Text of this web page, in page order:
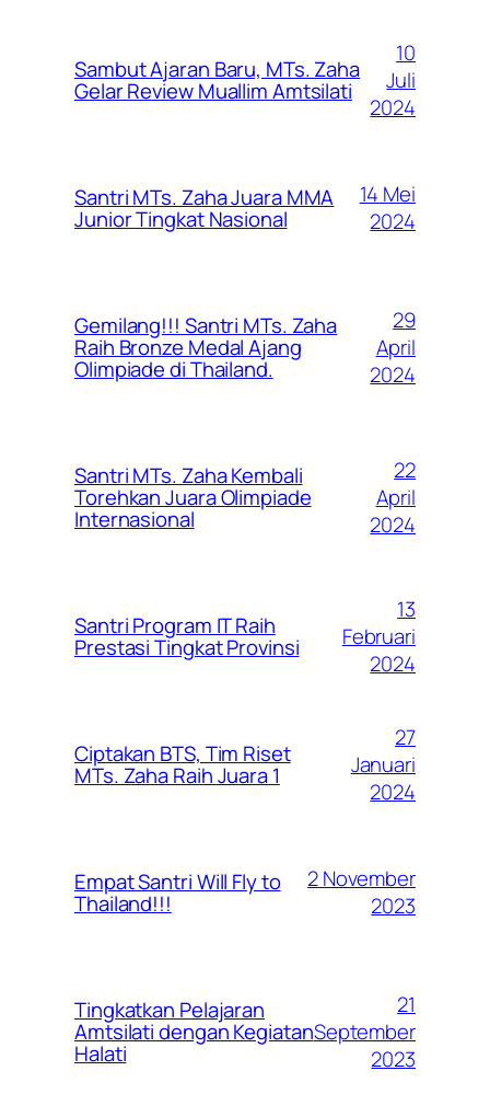
Sambut Ajaran Baru, MTs. Zaha
Gelar Review Muallim Amtsilati
10
Juli
2024
Santri MTs. Zaha Juara MMA
Junior Tingkat Nasional
14 Mei
2024
Gemilang!!! Santri MTs. Zaha
Raih Bronze Medal Ajang
Olimpiade di Thailand.
29
April
2024
Santri MTs. Zaha Kembali
Torehkan Juara Olimpiade
Internasional
22
April
2024
Santri Program IT Raih
Prestasi Tingkat Provinsi
13
Februari
2024
Ciptakan BTS, Tim Riset
MTs. Zaha Raih Juara 1
27
Januari
2024
Empat Santri Will Fly to
Thailand!!!
2 November
2023
Tingkatkan Pelajaran
Amtsilati dengan Kegiatan
Halati
21
September
2023